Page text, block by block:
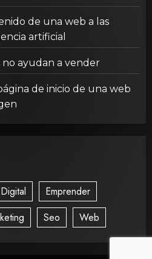
de una web a las
artificial
ayudan a vender
de inicio de una web
Digital
Emprender
Seo Web